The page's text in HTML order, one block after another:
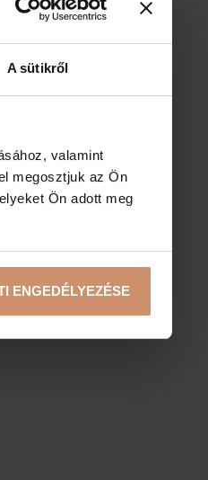
A sütikről
valamint
megosztjuk az Ön
Ön adott meg
ENGEDÉLYEZÉSE